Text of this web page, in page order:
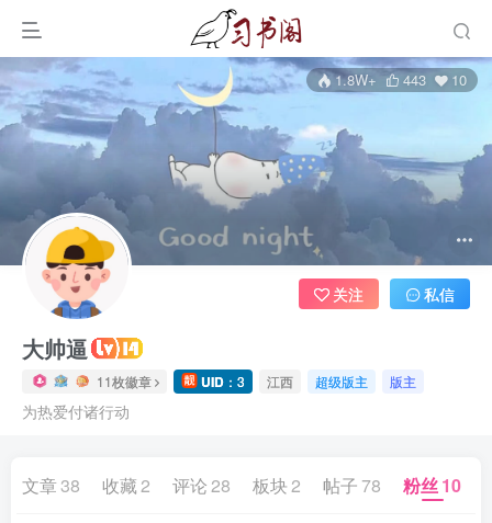
1.8W+ 443 10
大帅逼
11枚徽章 UID ：3 江西 超级版主 版主
为热爱付诸行动
关注 私信
文章38 收藏 2 评论 28 板块 2 帖子 78 粉丝10